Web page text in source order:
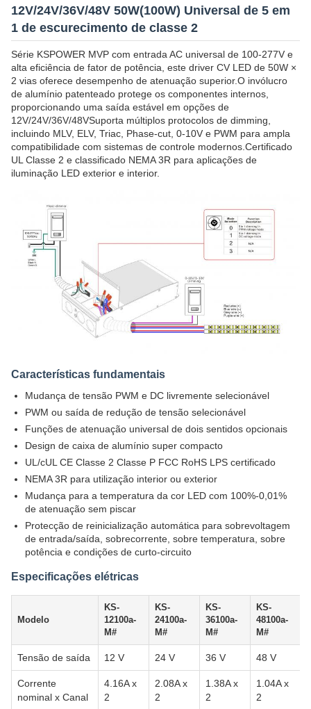
12V/24V/36V/48V 50W(100W) Universal de 5 em
1 de escurecimento de classe 2
Série KSPOWER MVP com entrada AC universal de 100-277V e
alta eficiência de fator de potência, este driver CV LED de 50W ×
2 vias oferece desempenho de atenuação superior.O invólucro
de alumínio patenteado protege os componentes internos,
proporcionando uma saída estável em opções de
12V/24V/36V/48VSuporta múltiplos protocolos de dimming,
incluindo MLV, ELV, Triac, Phase-cut, 0-10V e PWM para ampla
compatibilidade com sistemas de controle modernos.Certificado
UL Classe 2 e classificado NEMA 3R para aplicações de
iluminação LED exterior e interior.
Características fundamentais
Mudança de tensão PWM e DC livremente selecionável
PWM ou saída de redução de tensão selecionável
Funções de atenuação universal de dois sentidos opcionais
Design de caixa de alumínio super compacto
UL/cUL CE Classe 2 Classe P FCC RoHS LPS certificado
NEMA 3R para utilização interior ou exterior
Mudança para a temperatura da cor LED com 100%-0,01%
de atenuação sem piscar
Protecção de reinicialização automática para sobrevoltagem
de entrada/saída, sobrecorrente, sobre temperatura, sobre
potência e condições de curto-circuito
Especificações elétricas
Modelo
KS-
12100a-
M#
KS-
24100a-
M#
KS-
36100a-
M#
KS-
48100a-
M#
Tensão de saída 12 V 24 V 36 V 48 V
Corrente
nominal x Canal
4.16A x
2
2.08A x
2
1.38A x
2
1.04A x
2